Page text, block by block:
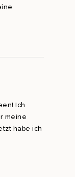
Ich
meine
habe ich